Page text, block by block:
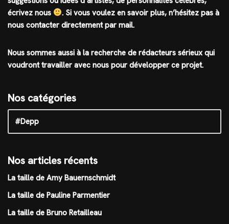
écrivez nous
. Si vous voulez en savoir plus, n’hésitez pas à
nous contacter directement par mail.
Nous sommes aussi à la recherche de rédacteurs sérieux qui
voudront travailler avec nous pour développer ce projet.
Nos catégories
Nos articles récents
La taille de Amy Bauernschmidt
La taille de Pauline Parmentier
La taille de Bruno Retailleau